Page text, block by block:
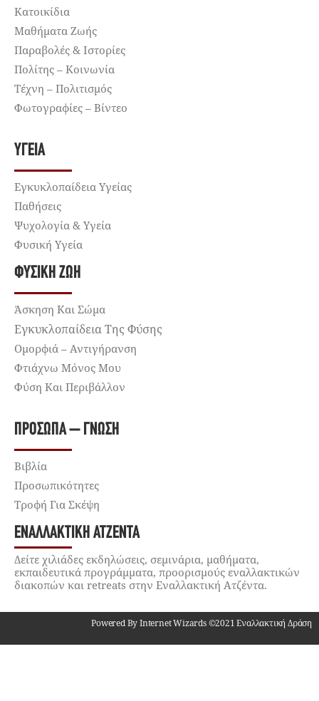
Κατοικίδια
Μαθήματα Ζωής
Παραβολές & Ιστορίες
Πολίτης – Κοινωνία
Τέχνη – Πολιτισμός
Φωτογραφίες – Βίντεο
ΥΓΕΊΑ
Εγκυκλοπαίδεια Υγείας
Παθήσεις
Ψυχολογία & Υγεία
Φυσική Υγεία
ΦΥΣΙΚΉ ΖΩΉ
Άσκηση Και Σώμα
Εγκυκλοπαίδεια Της Φύσης
Ομορφιά – Αντιγήρανση
Φτιάχνω Μόνος Μου
Φύση Και Περιβάλλον
ΠΡΌΣΩΠΑ – ΓΝΏΣΗ
Βιβλία
Προσωπικότητες
Τροφή Για Σκέψη
ΕΝΑΛΛΑΚΤΙΚΉ ΑΤΖΈΝΤΑ
Δείτε χιλιάδες εκδηλώσεις, σεμινάρια, μαθήματα,
εκπαιδευτικά προγράμματα, προορισμούς εναλλακτικών
διακοπών και retreats στην Εναλλακτική Ατζέντα.
Powered By Internet Wizards ©2021 Εναλλακτική Δράση